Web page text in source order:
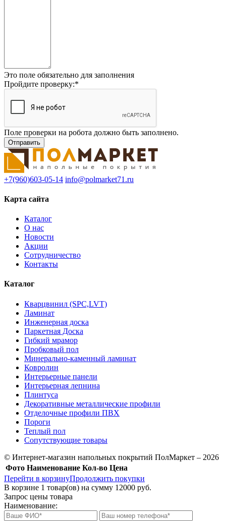
Это поле обязательно для заполнения
Пройдите проверку:*
Поле проверки на робота должно быть заполнено.
+7(960)603-05-14 info@polmarket71.ru
Карта сайта
Каталог
О нас
Новости
Акции
Сотрудничество
Контакты
Каталог
Кварцвинил (SPC,LVT)
Ламинат
Инженерная доска
Паркетная Доска
Гибкий мрамор
Пробковый пол
Минерально-каменный ламинат
Ковролин
Интерьерные панели
Интерьерная лепнина
Плинтуса
Декоративные металлические профили
Отделочные профили ПВХ
Пороги
Теплый пол
Сопутствующие товары
© Интернет-магазин напольных покрытий ПолМаркет – 2026
Фото Наименование Кол-во Цена
Перейти в корзинуПродолжить покупки
В корзине 1 товар(ов) на сумму 12000 руб.
Запрос цены товара
Наименование: